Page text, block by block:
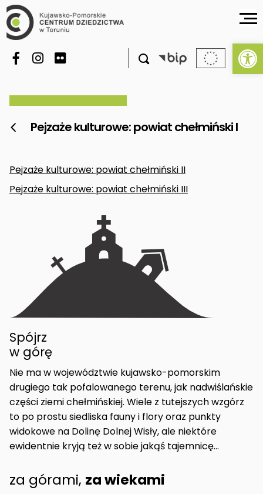

 Pejzaże kulturowe: powiat chełmiński I
Pejzaże kulturowe: powiat chełmiński II
Pejzaże kulturowe: powiat chełmiński III
Spójrz
w górę
Nie ma w województwie kujawsko-pomorskim
drugiego tak pofalowanego terenu, jak nadwiślańskie
części ziemi chełmińskiej. Wiele z tutejszych wzgórz
to po prostu siedliska fauny i flory oraz punkty
widokowe na Dolinę Dolnej Wisły, ale niektóre
ewidentnie kryją też w sobie jakąś tajemnicę…
za górami, za wiekami